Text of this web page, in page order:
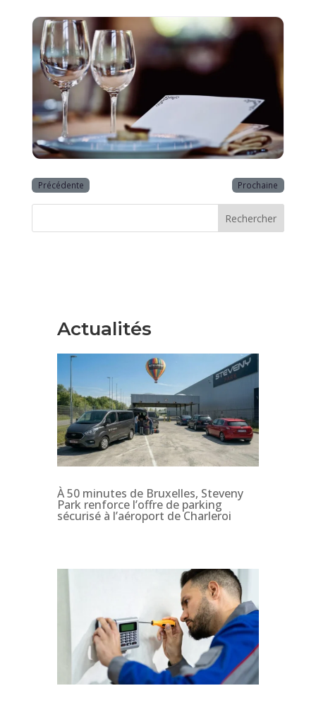
Précédente Prochaine
Rechercher
Actualités
À 50 minutes de Bruxelles, Steveny
Park renforce l’offre de parking
sécurisé à l’aéroport de Charleroi